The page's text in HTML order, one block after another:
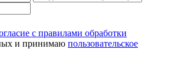
с правилами обработки
и принимаю пользовательское